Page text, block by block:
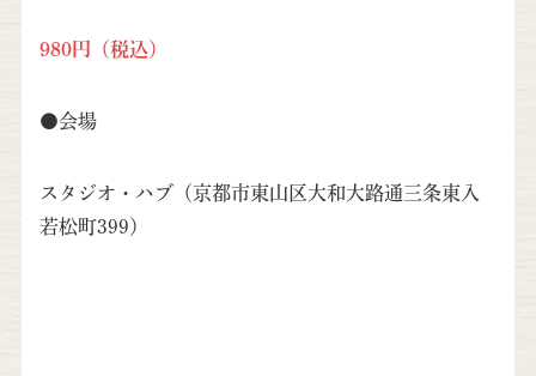
980円（税込）
●会場
スタジオ・ハブ（京都市東山区大和大路通三条東入
若松町399）